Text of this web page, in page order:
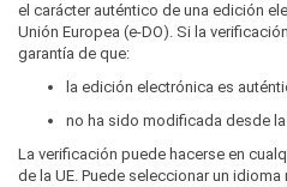
el carácter auténtico de una edición
Unión Europea (e-DO). Si la
garantía de que:
la edición electrónica es
no ha sido modificada desde
La verificación puede hacerse en
de la UE. Puede seleccionar un